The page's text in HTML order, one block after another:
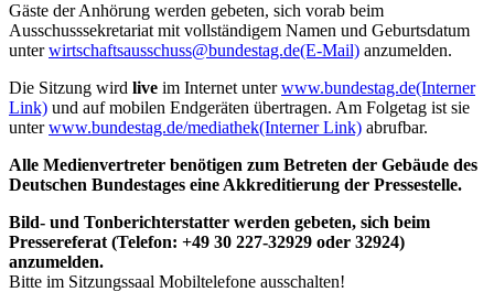
Gäste der Anhörung werden gebeten, sich vorab beim
Ausschusssekretariat mit vollständigem Namen und Geburtsdatum
unterwirtschaftsausschuss@bundestag.de(E-Mail) anzumelden.
Die Sitzung wird live im Internet unterwww.bundestag.de(Interner
Link) und auf mobilen Endgeräten übertragen. Am Folgetag ist sie
unterwww.bundestag.de/mediathek(Interner Link) abrufbar.
Alle Medienvertreter benötigen zum Betreten der Gebäude des
Deutschen Bundestages eine Akkreditierung der Pressestelle.
Bild- und Tonberichterstatter werden gebeten, sich beim
Pressereferat (Telefon: +49 30 227-32929 oder 32924)
anzumelden.
Bitte im Sitzungssaal Mobiltelefone ausschalten!